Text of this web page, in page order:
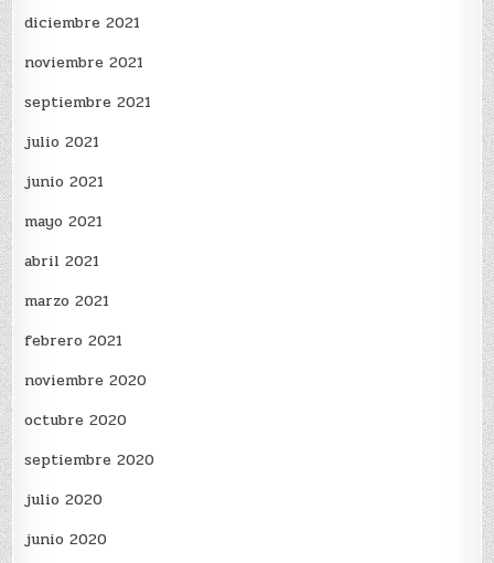
diciembre 2021
noviembre 2021
septiembre 2021
julio 2021
junio 2021
mayo 2021
abril 2021
marzo 2021
febrero 2021
noviembre 2020
octubre 2020
septiembre 2020
julio 2020
junio 2020